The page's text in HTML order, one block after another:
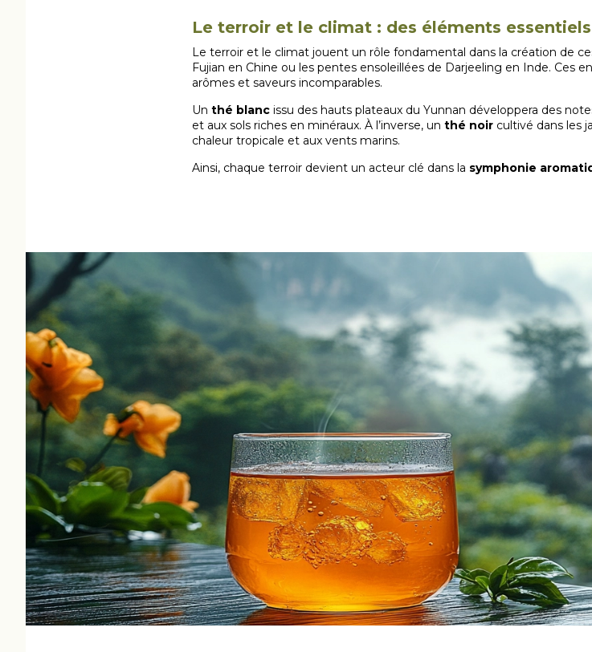
Le terroir et le climat : des éléments essentiels
Le terroir et le climat jouent un rôle fondamental dans la création de
Fujian en Chine ou les pentes ensoleillées de Darjeeling en Inde. Ces
arômes et saveurs incomparables.
Un thé blanc issu des hauts plateaux du Yunnan développera des
et aux sols riches en minéraux. À l’inverse, un thé noir cultivé dans les
chaleur tropicale et aux vents marins.
Ainsi, chaque terroir devient un acteur clé dans la symphonie